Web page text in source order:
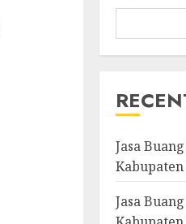
Jasa
Jasa